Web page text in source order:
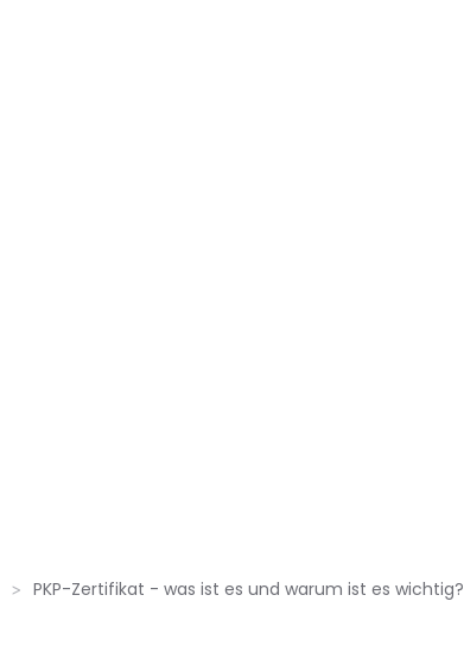
PKP-Zertifikat - was ist es und warum ist es wichtig?